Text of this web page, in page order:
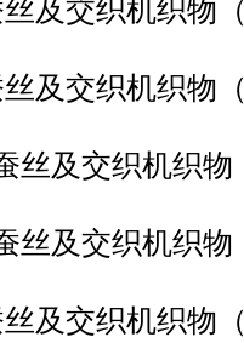
及交织机织物
及交织机织物
丝及交织机织
丝及交织机织
及交织机织物